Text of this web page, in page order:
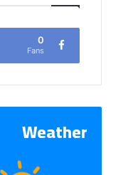
0
Fans
Weather